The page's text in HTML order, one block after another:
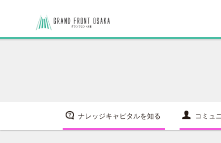
ナレッジキャピタルを知る コミュ